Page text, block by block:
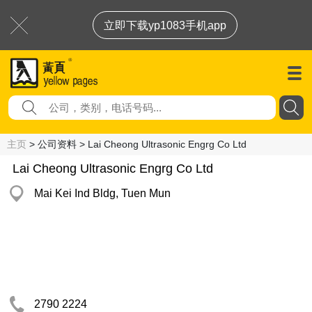
立即下载yp1083手机app
主页 > 公司资料 > Lai Cheong Ultrasonic Engrg Co Ltd
Lai Cheong Ultrasonic Engrg Co Ltd
Mai Kei Ind Bldg, Tuen Mun
2790 2224